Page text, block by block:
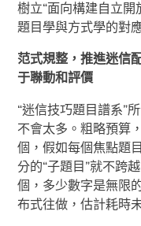
樹立“面向構建自立
題目學與方式學的對
范式規整，推進迷信
于聯動和評價
“迷信技巧題目譜系”
不會太多。粗略預算
個，假如每個焦點題
分的“子題目”就不跨
個，多少數字是無限
布式往做，估計耗時